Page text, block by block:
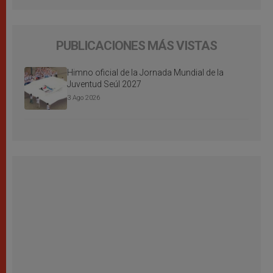
PUBLICACIONES MÁS VISTAS
Himno oficial de la Jornada Mundial de la
Juventud Seúl 2027
3 Ago 2026